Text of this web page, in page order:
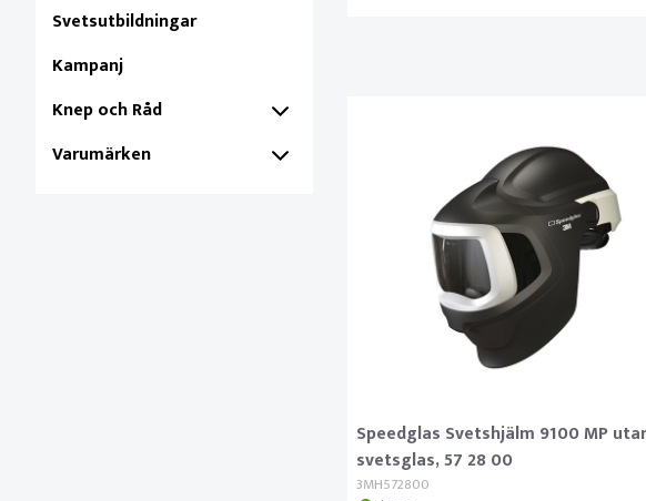
Svetsutbildningar
Kampanj
Knep och Råd
Varumärken
Speedglas Svetshjälm 9100 MP
svetsglas, 57 28 00
3MH572800